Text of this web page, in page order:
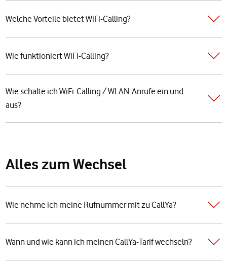
Welche Vorteile bietet WiFi-Calling?
Wie funktioniert WiFi-Calling?
Wie schalte ich WiFi-Calling / WLAN-Anrufe ein und
aus?
Alles zum Wechsel
Wie nehme ich meine Rufnummer mit zu CallYa?
Wann und wie kann ich meinen CallYa-Tarif wechseln?